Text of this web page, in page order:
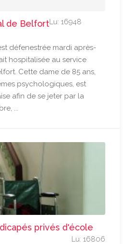
de BelfortLu: 16948
défenestrée mardi après-
hospitalisée au service
Cette dame de 85 ans,
psychologiques, est
afin de se jeter par la
...
privés d'école
Lu: 16806